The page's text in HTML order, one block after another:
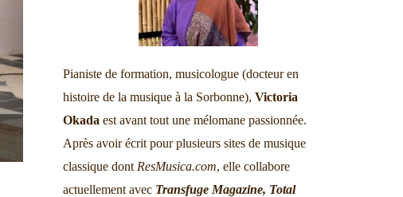
Pianiste de formation, musicologue (docteur en
histoire de la musique à la Sorbonne), Victoria
Okada est avant tout une mélomane passionnée.
Après avoir écrit pour plusieurs sites de musique
classique dont ResMusica.com, elle collabore
actuellement avec Transfuge Magazine, Total